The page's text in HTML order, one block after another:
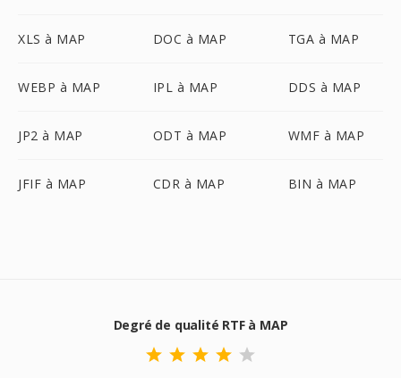
XLS à MAP DOC à MAP TGA à MAP
WEBP à MAP IPL à MAP DDS à MAP
JP2 à MAP ODT à MAP WMF à MAP
JFIF à MAP CDR à MAP BIN à MAP
Degré de qualité RTF à MAP